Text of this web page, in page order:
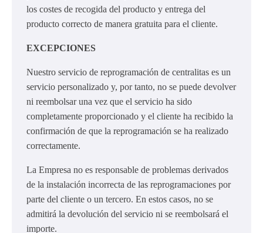
los costes de recogida del producto y entrega del
producto correcto de manera gratuita para el cliente.
EXCEPCIONES
Nuestro servicio de reprogramación de centralitas es un
servicio personalizado y, por tanto, no se puede devolver
ni reembolsar una vez que el servicio ha sido
completamente proporcionado y el cliente ha recibido la
confirmación de que la reprogramación se ha realizado
correctamente.
La Empresa no es responsable de problemas derivados
de la instalación incorrecta de las reprogramaciones por
parte del cliente o un tercero. En estos casos, no se
admitirá la devolución del servicio ni se reembolsará el
importe.